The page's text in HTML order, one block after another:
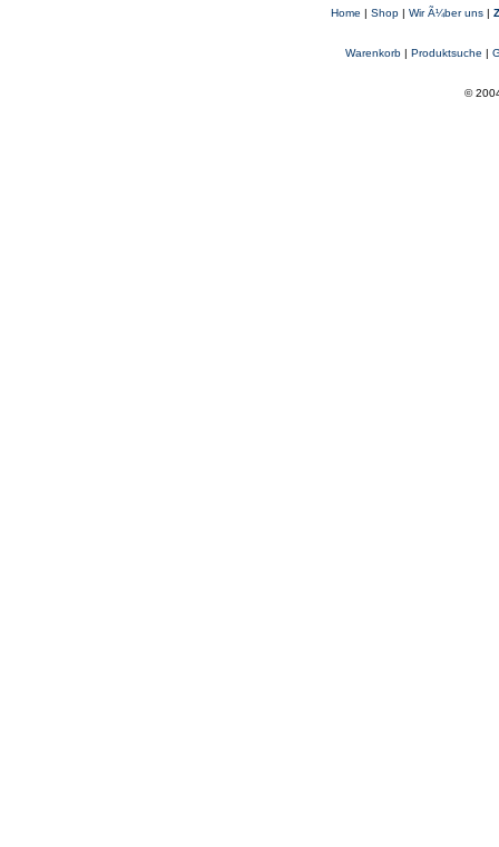
Home | Shop| Wir Ã¼ber uns|
Warenkorb| Produktsuche |
©